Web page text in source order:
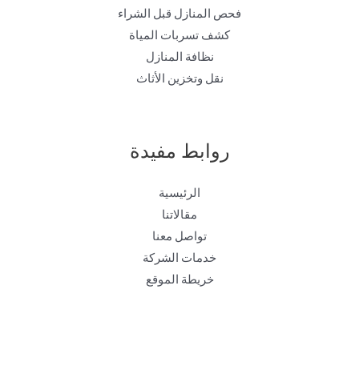
فحص المنازل قبل الشراء
كشف تسربات المياة
نظافة المنازل
نقل وتخزين الأثاث
روابط مفيدة
الرئيسية
مقالاتنا
تواصل معنا
خدمات الشركة
خريطة الموقع